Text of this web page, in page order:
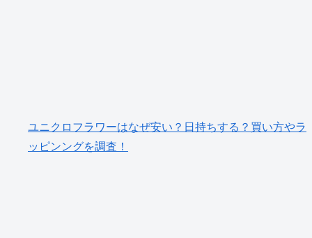
ユニクロフラワーはなぜ安い？日持ちする？買い方やラ
ッピンングを調査！